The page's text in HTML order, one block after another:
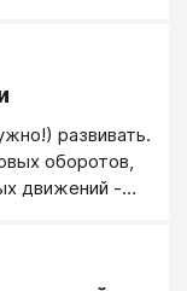
развивать.
оборотов,
движений -